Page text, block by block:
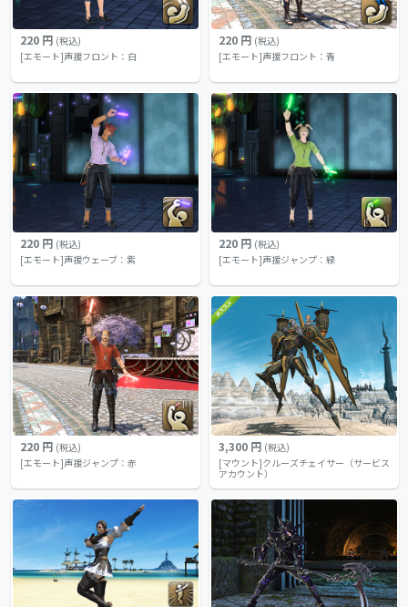
220 円 (税込)
[エモート]声援フロント：白
220 円 (税込)
[エモート]声援フロント：青
220 円 (税込)
[エモート]声援ウェーブ：紫
220 円 (税込)
[エモート]声援ジャンプ：緑
220 円 (税込)
[エモート]声援ジャンプ：赤
3,300 円 (税込)
[マウント]クルーズチェイサー（サービス
アカウント）